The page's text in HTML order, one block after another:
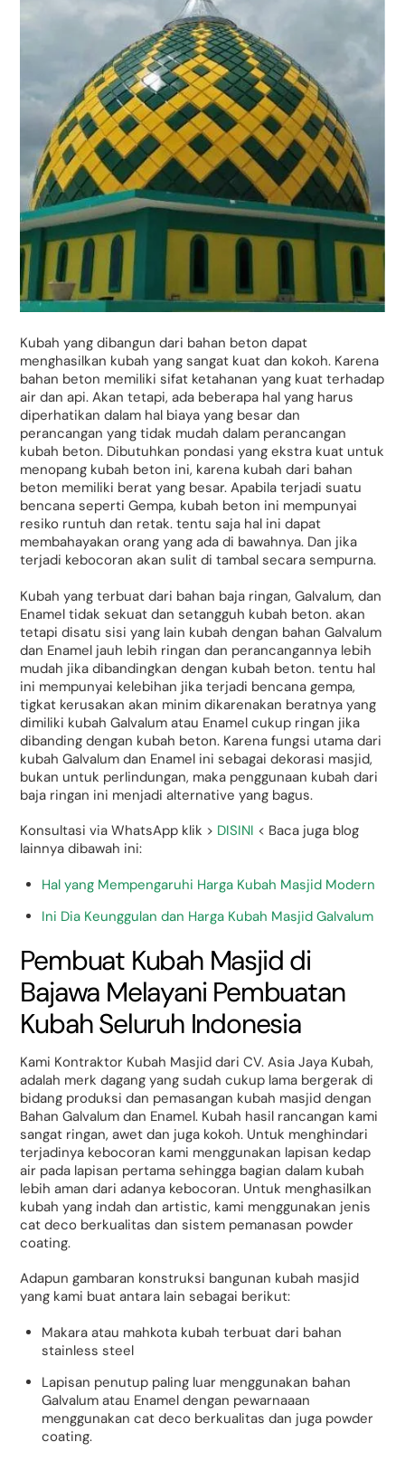
Kubah yang dibangun dari bahan beton dapat
menghasilkan kubah yang sangat kuat dan kokoh. Karena
bahan beton memiliki sifat ketahanan yang kuat terhadap
air dan api. Akan tetapi, ada beberapa hal yang harus
diperhatikan dalam hal biaya yang besar dan
perancangan yang tidak mudah dalam perancangan
kubah beton. Dibutuhkan pondasi yang ekstra kuat untuk
menopang kubah beton ini, karena kubah dari bahan
beton memiliki berat yang besar. Apabila terjadi suatu
bencana seperti Gempa, kubah beton ini mempunyai
resiko runtuh dan retak. tentu saja hal ini dapat
membahayakan orang yang ada di bawahnya. Dan jika
terjadi kebocoran akan sulit di tambal secara sempurna.
Kubah yang terbuat dari bahan baja ringan, Galvalum, dan
Enamel tidak sekuat dan setangguh kubah beton. akan
tetapi disatu sisi yang lain kubah dengan bahan Galvalum
dan Enamel jauh lebih ringan dan perancangannya lebih
mudah jika dibandingkan dengan kubah beton. tentu hal
ini mempunyai kelebihan jika terjadi bencana gempa,
tigkat kerusakan akan minim dikarenakan beratnya yang
dimiliki kubah Galvalum atau Enamel cukup ringan jika
dibanding dengan kubah beton. Karena fungsi utama dari
kubah Galvalum dan Enamel ini sebagai dekorasi masjid,
bukan untuk perlindungan, maka penggunaan kubah dari
baja ringan ini menjadi alternative yang bagus.
Konsultasi via WhatsApp klik > DISINI < Baca juga blog
lainnya dibawah ini:
Hal yang Mempengaruhi Harga Kubah Masjid Modern
Ini Dia Keunggulan dan Harga Kubah Masjid Galvalum
Pembuat Kubah Masjid di
Bajawa Melayani Pembuatan
Kubah Seluruh Indonesia
Kami Kontraktor Kubah Masjid dari CV. Asia Jaya Kubah,
adalah merk dagang yang sudah cukup lama bergerak di
bidang produksi dan pemasangan kubah masjid dengan
Bahan Galvalum dan Enamel. Kubah hasil rancangan kami
sangat ringan, awet dan juga kokoh. Untuk menghindari
terjadinya kebocoran kami menggunakan lapisan kedap
air pada lapisan pertama sehingga bagian dalam kubah
lebih aman dari adanya kebocoran. Untuk menghasilkan
kubah yang indah dan artistic, kami menggunakan jenis
cat deco berkualitas dan sistem pemanasan powder
coating.
Adapun gambaran konstruksi bangunan kubah masjid
yang kami buat antara lain sebagai berikut:
Makara atau mahkota kubah terbuat dari bahan
stainless steel
Lapisan penutup paling luar menggunakan bahan
Galvalum atau Enamel dengan pewarnaaan
menggunakan cat deco berkualitas dan juga powder
coating.